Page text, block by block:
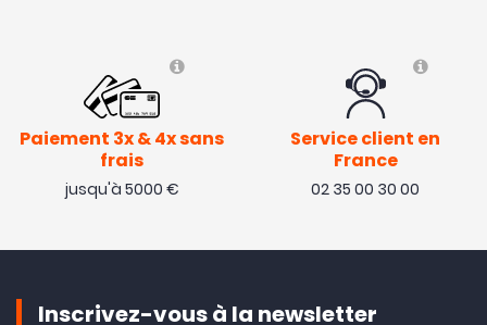
Paiement 3x & 4x sans
frais
jusqu'à 5000 €
Service client en
France
02 35 00 30 00
Inscrivez-vous à la newsletter